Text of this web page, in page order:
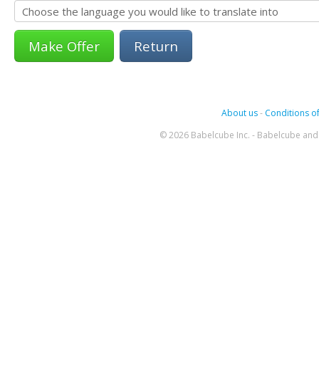
Return
About us- Conditions
© 2026 Babelcube Inc. - Babelcube